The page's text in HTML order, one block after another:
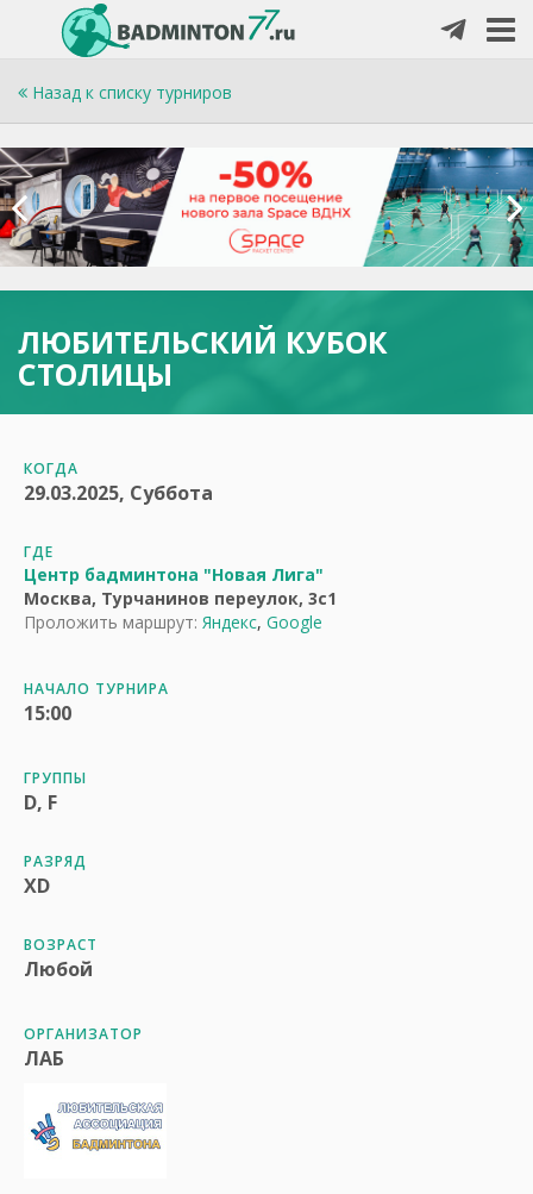
Назад к списку турниров
ЛЮБИТЕЛЬСКИЙ КУБОК
СТОЛИЦЫ
КОГДА
29.03.2025, Суббота
ГДЕ
Центр бадминтона "Новая Лига"
Москва, Турчанинов переулок, 3с1
Проложить маршрут: Яндекс, Google
НАЧАЛО ТУРНИРА
15:00
ГРУППЫ
D, F
РАЗРЯД
XD
ВОЗРАСТ
Любой
ОРГАНИЗАТОР
ЛАБ